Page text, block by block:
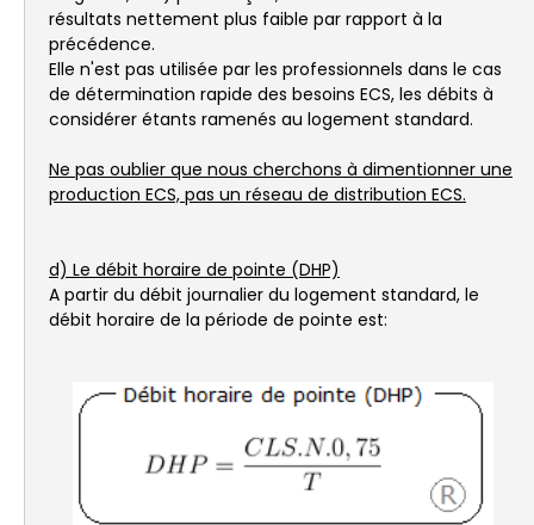
résultats nettement plus faible par rapport à la
précédence.
Elle n'est pas utilisée par les professionnels dans le cas
de détermination rapide des besoins ECS, les débits à
considérer étants ramenés au logement standard.
Ne pas oublier que nous cherchons à dimentionner une
production ECS, pas un réseau de distribution ECS.
d) Le débit horaire de pointe (DHP)
A partir du débit journalier du logement standard, le
débit horaire de la période de pointe est: